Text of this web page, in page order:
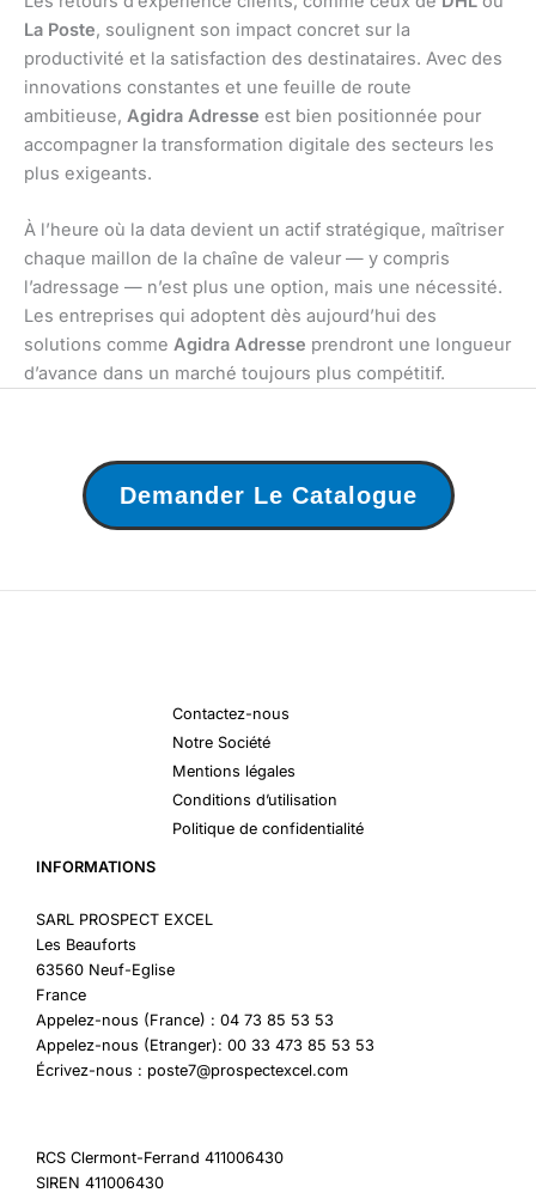
La Poste, soulignent son impact concret sur la
productivité et la satisfaction des destinataires. Avec des
innovations constantes et une feuille de route
ambitieuse, Agidra Adresse est bien positionnée pour
accompagner la transformation digitale des secteurs les
plus exigeants.
À l’heure où la data devient un actif stratégique, maîtriser
chaque maillon de la chaîne de valeur — y compris
l’adressage — n’est plus une option, mais une nécessité.
Les entreprises qui adoptent dès aujourd’hui des
solutions comme Agidra Adresse prendront une longueur
d’avance dans un marché toujours plus compétitif.
Demander Le Catalogue
Contactez-nous
Notre Société
Mentions légales
Conditions d’utilisation
Politique de confidentialité
INFORMATIONS
SARL PROSPECT EXCEL
Les Beauforts
63560 Neuf-Eglise
France
Appelez-nous (France) : 04 73 85 53 53
Appelez-nous (Etranger): 00 33 473 85 53 53
Écrivez-nous : poste7@prospectexcel.com
RCS Clermont-Ferrand 411006430
SIREN 411006430